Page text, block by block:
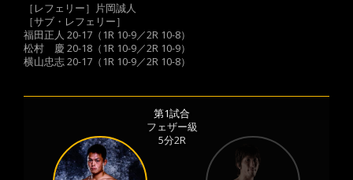
［レフェリー］片岡誠人
［サブ・レフェリー］
福田正人 20-17（1R 10-9／2R 10-8）
松村 慶 20-18（1R 10-9／2R 10-9）
横山忠志 20-17（1R 10-9／2R 10-8）
第1試合
フェザー級
5分2R